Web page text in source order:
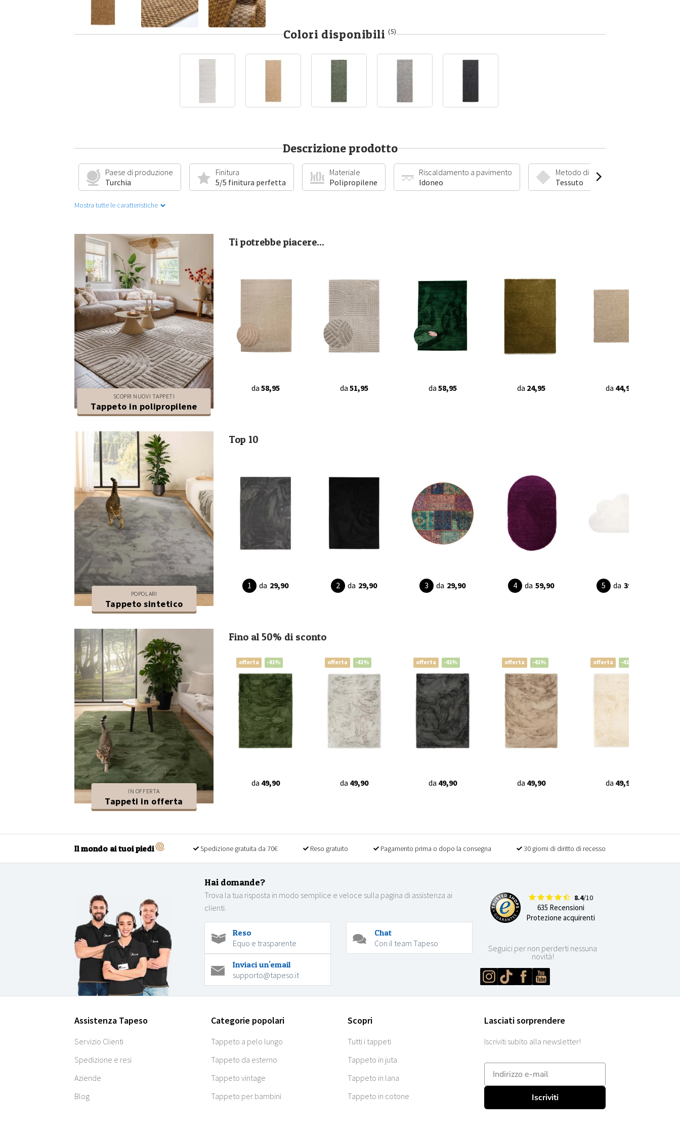
Colori disponibili (5)
Descrizione prodotto
Paese di produzione
Turchia
Finitura
5/5 finitura perfetta
Materiale
Polipropilene
Riscaldamento a pavimento
Idoneo
Metodo di produzione
Tessuto
Mostra tutte le caratteristiche
SCOPRI NUOVI TAPPETI
Tappeto in polipropilene
Ti potrebbe piacere...
da 58,95 da 51,95 da 58,95 da 24,95 da 44,95
POPOLARI
Tappeto sintetico
Top 10
da 29,90 da 29,90 da 29,90 da 59,90 da 39,90
IN OFFERTA
Tappeti in offerta
Fino al 50% di sconto
offerta -41%
da 49,90
offerta -41%
da 49,90
offerta -41%
da 49,90
offerta -41%
da 49,90
offerta -41%
da 49,90
Il mondo ai tuoi piedi Spedizione gratuita da 70€ Reso gratuito Pagamento prima o dopo la consegna 30 giorni di diritto di recesso
Hai domande?
Trova la tua risposta in modo semplice e veloce sulla pagina di assistenza ai
clienti.
Reso
Equo e trasparente
Chat
Con il team Tapeso
Inviaci un'email
supporto@tapeso.it
8.4/10
635 Recensioni
Protezione acquirenti
Seguici per non perderti nessuna
novità!
Assistenza Tapeso
Servizio Clienti
Spedizione e resi
Aziende
Blog
Categorie popolari
Tappeto a pelo lungo
Tappeto da esterno
Tappeto vintage
Tappeto per bambini
Scopri
Tutti i tappeti
Tappeto in juta
Tappeto in lana
Tappeto in cotone
Lasciati sorprendere
Iscriviti subito alla newsletter!
E-mailadres
Iscriviti